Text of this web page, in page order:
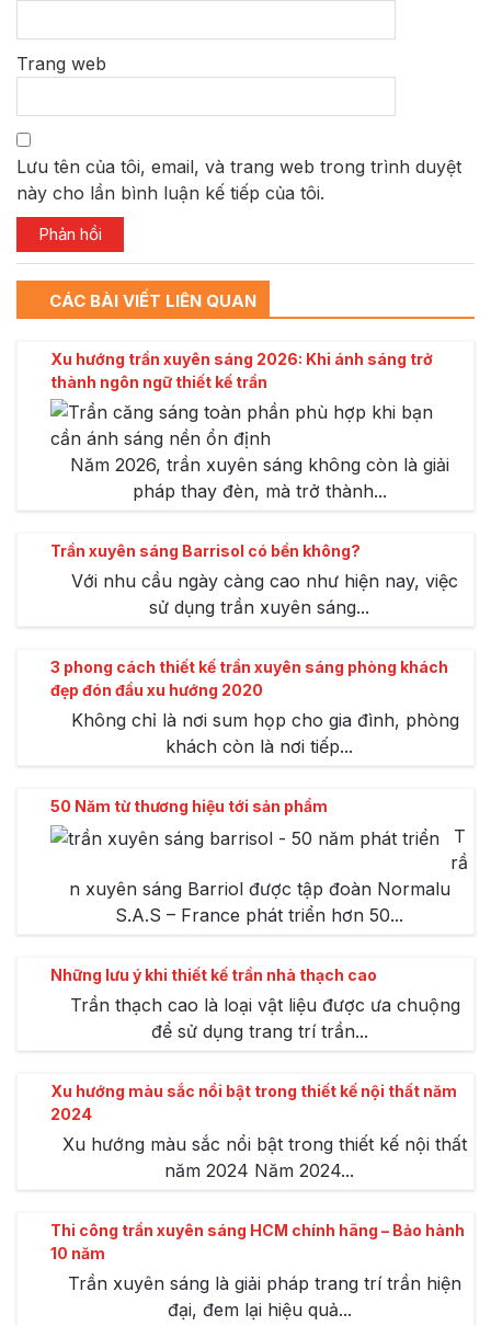
Trang web
Lưu tên của tôi, email, và trang web trong trình duyệt
này cho lần bình luận kế tiếp của tôi.
CÁC BÀI VIẾT LIÊN QUAN
Xu hướng trần xuyên sáng 2026: Khi ánh sáng trở
thành ngôn ngữ thiết kế trần
Năm 2026, trần xuyên sáng không còn là giải
pháp thay đèn, mà trở thành...
Trần xuyên sáng Barrisol có bền không?
Với nhu cầu ngày càng cao như hiện nay, việc
sử dụng trần xuyên sáng...
3 phong cách thiết kế trần xuyên sáng phòng khách
đẹp đón đầu xu hướng 2020
Không chỉ là nơi sum họp cho gia đình, phòng
khách còn là nơi tiếp...
50 Năm từ thương hiệu tới sản phẩm
T
rầ
n xuyên sáng Barriol được tập đoàn Normalu
S.A.S – France phát triển hơn 50...
Những lưu ý khi thiết kế trần nhà thạch cao
Trần thạch cao là loại vật liệu được ưa chuộng
để sử dụng trang trí trần...
Xu hướng màu sắc nổi bật trong thiết kế nội thất năm
2024
Xu hướng màu sắc nổi bật trong thiết kế nội thất
năm 2024 Năm 2024...
Thi công trần xuyên sáng HCM chính hãng – Bảo hành
10 năm
Trần xuyên sáng là giải pháp trang trí trần hiện
đại, đem lại hiệu quả...